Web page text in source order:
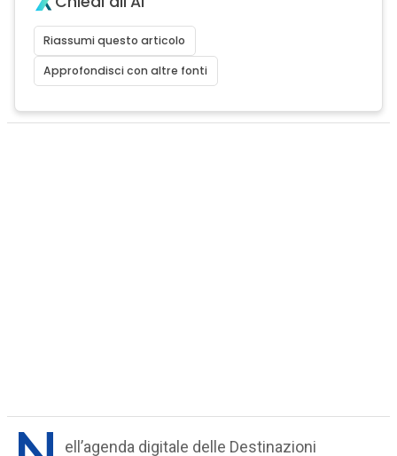
Riassumi questo articolo
Approfondisci con altre fonti
ell’agenda digitale delle Destinazioni